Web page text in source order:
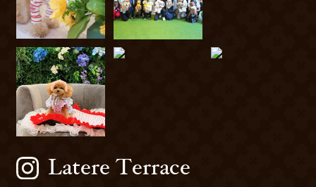
Latere Terrace